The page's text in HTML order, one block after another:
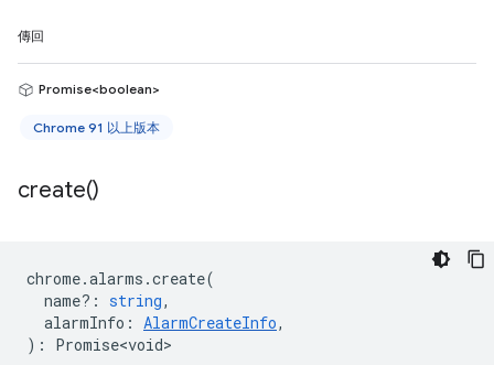
傳回
Promise<boolean>
Chrome 91 以上版本
create()
chrome.alarms .create(
name? : string,
alarmInfo : AlarmCreateInfo,
) : Promise<void>